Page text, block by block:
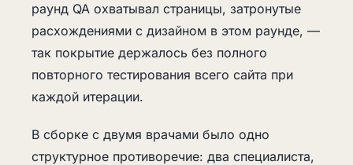
раунд QA охватывал страницы, затронутые
расхождениями с дизайном в этом раунде, —
так покрытие держалось без полного
повторного тестирования всего сайта при
каждой итерации.
В сборке с двумя врачами было одно
структурное противоречие: два специалиста,